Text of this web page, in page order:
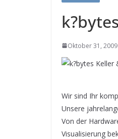
Oktober 31, 2009
Wir sind Ihr
Unsere
Von der
Visualisierung